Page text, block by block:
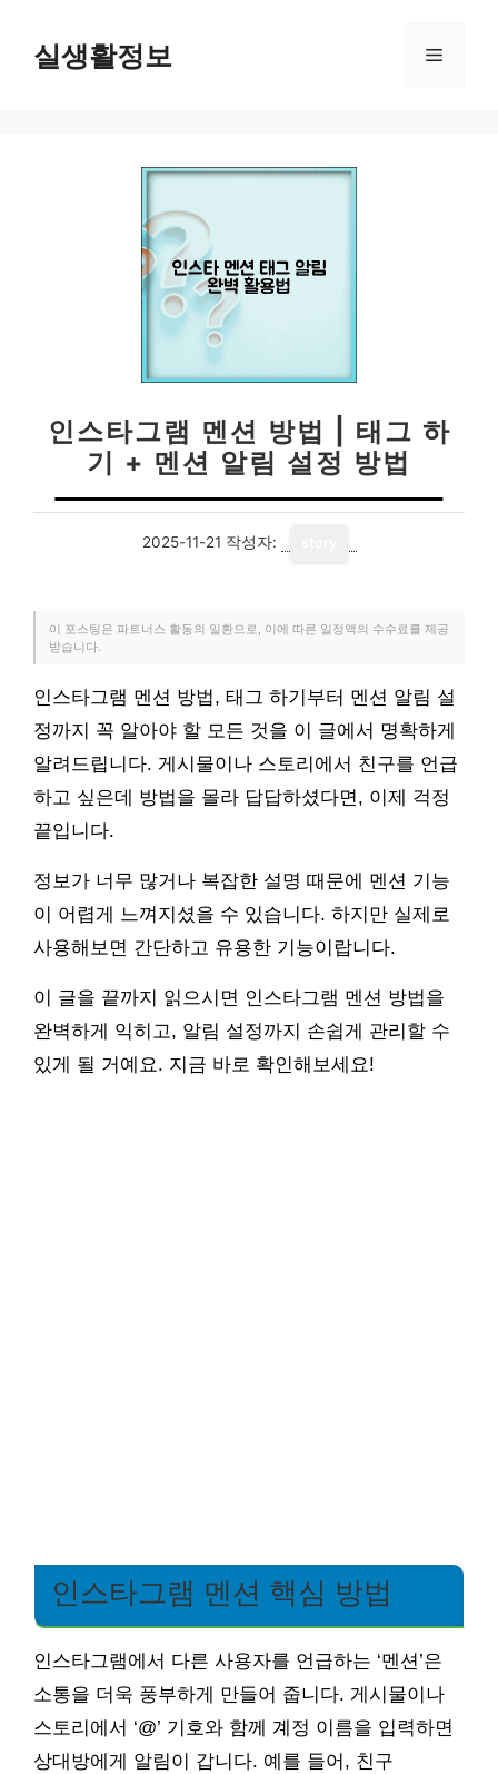
실생활정보 메
인스타그램 멘션 방법 | 태그 하
기 + 멘션 알림 설정 방법
2025-11-21 작성자:
이 포스팅은 파트너스 활동의 일환으로, 이에 따른 일정액의 수수료를 제공
받습니다.
인스타그램 멘션 방법, 태그 하기부터 멘션 알림 설
정까지 꼭 알아야 할 모든 것을 이 글에서 명확하게
알려드립니다. 게시물이나 스토리에서 친구를 언급
하고 싶은데 방법을 몰라 답답하셨다면, 이제 걱정
끝입니다.
정보가 너무 많거나 복잡한 설명 때문에 멘션 기능
이 어렵게 느껴지셨을 수 있습니다. 하지만 실제로
사용해보면 간단하고 유용한 기능이랍니다.
이 글을 끝까지 읽으시면 인스타그램 멘션 방법을
완벽하게 익히고, 알림 설정까지 손쉽게 관리할 수
있게 될 거예요. 지금 바로 확인해보세요!
인스타그램 멘션 핵심 방법
인스타그램에서 다른 사용자를 언급하는 ‘멘션’은
소통을 더욱 풍부하게 만들어 줍니다. 게시물이나
스토리에서 ‘@’ 기호와 함께 계정 이름을 입력하면
상대방에게 알림이 갑니다. 예를 들어, 친구